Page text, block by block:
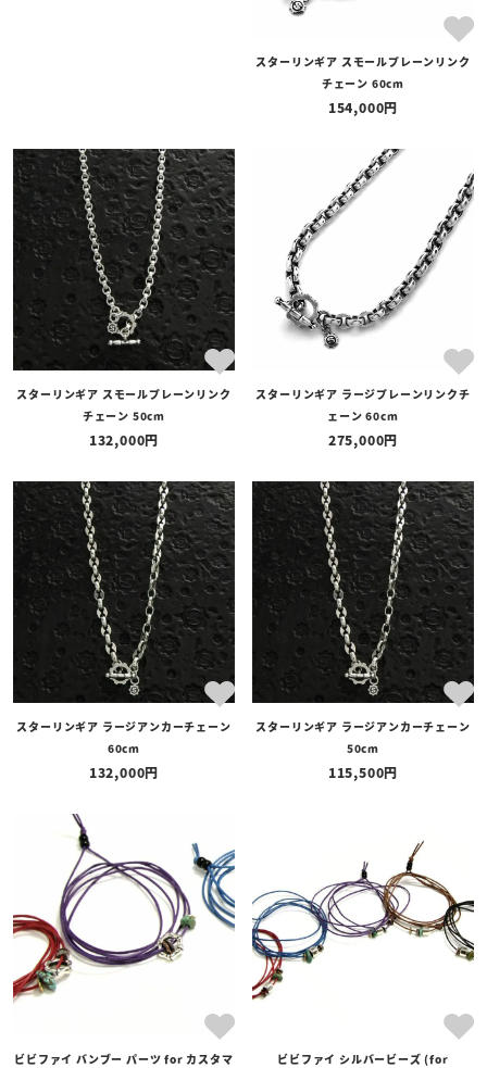
スターリンギア スモールプレーンリンク
チェーン 60cm
154,000
スターリンギア スモールプレーンリンク
チェーン 50cm
132,000
スターリンギア ラージプレーンリンクチ
ェーン 60cm
275,000
スターリンギア ラージアンカーチェーン
60cm
132,000
スターリンギア ラージアンカーチェーン
50cm
115,500
ビビファイ バンブー パーツ for カスタマ
ビビファイ シルバービーズ (for